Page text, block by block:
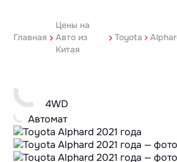
Главная
Цены на
Авто из
Китая
Toyota
4WD
Автомат